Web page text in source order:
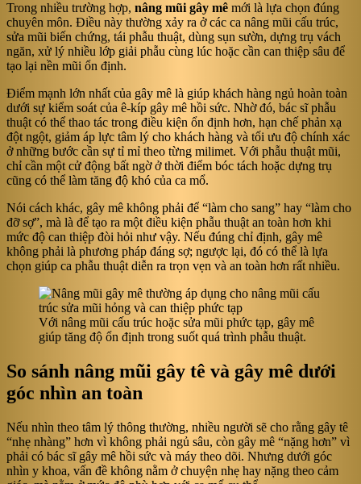
Trong nhiều trường hợp, nâng mũi gây mê mới là lựa chọn đúng
chuyên môn. Điều này thường xảy ra ở các ca nâng mũi cấu trúc,
sửa mũi biến chứng, tái phẫu thuật, dùng sụn sườn, dựng trụ vách
ngăn, xử lý nhiều lớp giải phẫu cùng lúc hoặc cần can thiệp sâu để
tạo lại nền mũi ổn định.
Điểm mạnh lớn nhất của gây mê là giúp khách hàng ngủ hoàn toàn
dưới sự kiểm soát của ê-kíp gây mê hồi sức. Nhờ đó, bác sĩ phẫu
thuật có thể thao tác trong điều kiện ổn định hơn, hạn chế phản xạ
đột ngột, giảm áp lực tâm lý cho khách hàng và tối ưu độ chính xác
ở những bước cần sự tỉ mỉ theo từng milimet. Với phẫu thuật mũi,
chỉ cần một cử động bất ngờ ở thời điểm bóc tách hoặc dựng trụ
cũng có thể làm tăng độ khó của ca mổ.
Nói cách khác, gây mê không phải để “làm cho sang” hay “làm cho
đỡ sợ”, mà là để tạo ra một điều kiện phẫu thuật an toàn hơn khi
mức độ can thiệp đòi hỏi như vậy. Nếu đúng chỉ định, gây mê
không phải là phương pháp đáng sợ; ngược lại, đó có thể là lựa
chọn giúp ca phẫu thuật diễn ra trọn vẹn và an toàn hơn rất nhiều.
Với nâng mũi cấu trúc hoặc sửa mũi phức tạp, gây mê
giúp tăng độ ổn định trong suốt quá trình phẫu thuật.
So sánh nâng mũi gây tê và gây mê dưới
góc nhìn an toàn
Nếu nhìn theo tâm lý thông thường, nhiều người sẽ cho rằng gây tê
“nhẹ nhàng” hơn vì không phải ngủ sâu, còn gây mê “nặng hơn” vì
phải có bác sĩ gây mê hồi sức và máy theo dõi. Nhưng dưới góc
nhìn y khoa, vấn đề không nằm ở chuyện nhẹ hay nặng theo cảm